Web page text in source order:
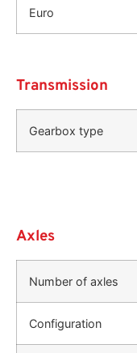
Euro
Transmission
Gearbox type
Axles
Number of axles
Configuration